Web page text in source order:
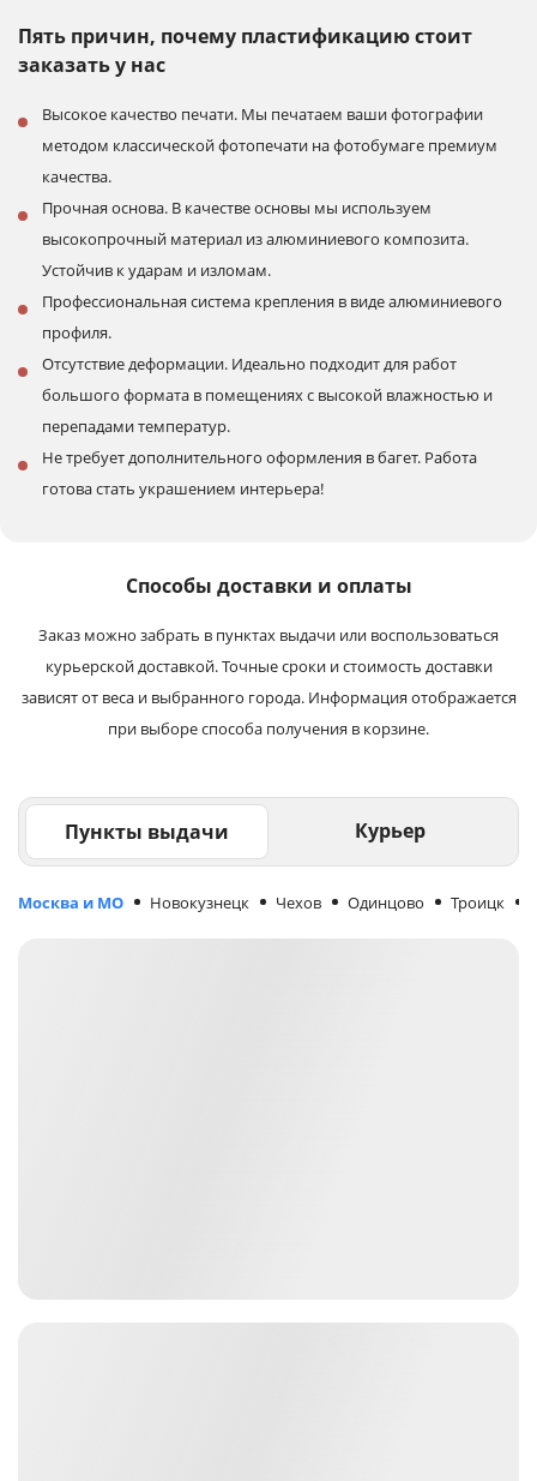
Пять причин, почему пластификациюстоит
заказать у нас
Высокое качество печати. Мы печатаем ваши фотографии
методом классической фотопечати на фотобумаге премиум
качества.
Прочная основа. В качестве основы мы используем
высокопрочный материал из алюминиевого композита.
Устойчив к ударам и изломам.
Профессиональная система крепления в виде алюминиевого
профиля.
Отсутствие деформации. Идеально подходит для работ
большого формата в помещениях с высокой влажностью и
перепадами температур.
Не требует дополнительного оформления в багет. Работа
готова стать украшением интерьера!
Способы доставки и оплаты
Заказ можно забрать в пунктах выдачи или воспользоваться
курьерской доставкой. Точные сроки и стоимость доставки
зависят от веса и выбранного города. Информация отображается
при выборе способа получения в корзине.
Пункты выдачи Курьер
Москва и МО Новокузнецк Чехов Одинцово Троицк